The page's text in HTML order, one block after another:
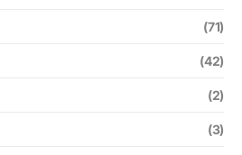
(71)
(42)
(2)
(3)